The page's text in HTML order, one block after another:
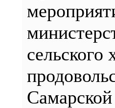
сельского